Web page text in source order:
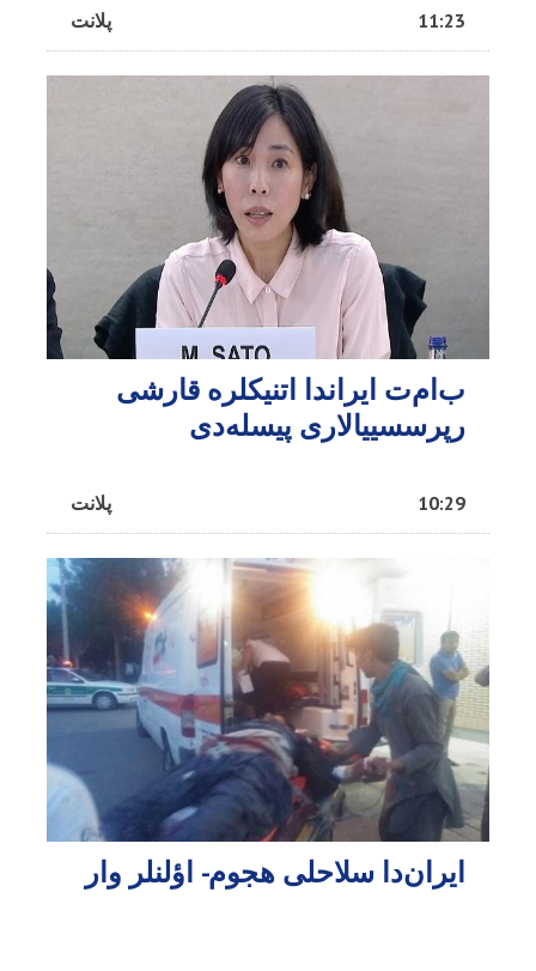
پلانت 11:23
ب‌ام‌ت ایراندا اتنیکلره قارشی
رپرسسییالاری پیسله‌دی
پلانت 10:29
ایران‌دا سلاحلی هجوم- اؤلنلر وار